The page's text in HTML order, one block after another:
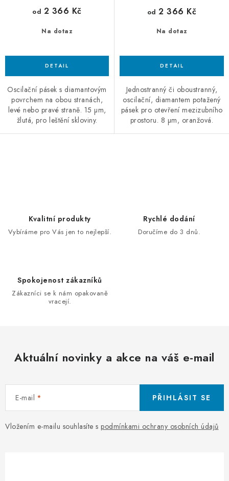
Na dotaz
od 2 366 Kč
Oscilační pásek s diamantovým
povrchem na obou stranách,
levé nebo pravé straně. 15 µm,
žlutá, pro leštění skloviny.
Na dotaz
od 2 366 Kč
Jednostranný či oboustranný,
oscilační, diamantem potažený
pásek pro otevření mezizubního
prostoru. 8 µm, oranžová.
a
Kvalitní produkty
Vybíráme pro Vás jen to nejlepší.
Rychlé dodání
Doručíme do 3 dnů.
Spokojenost zákazníků
Zákazníci se k nám opakovaně
vracejí.
Aktuální novinky a akce na váš e-mail
E-mail
Vložením e-mailu souhlasíte s podmínkami ochrany osobních údajů
PŘIHLÁSIT SE